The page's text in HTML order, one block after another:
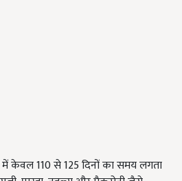
केवल 110 से 125 दिनों का समय लगता